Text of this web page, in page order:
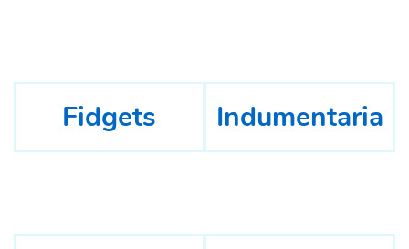
Fidgets Indumentaria